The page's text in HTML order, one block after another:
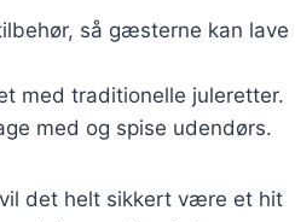
så gæsterne kan lave
med traditionelle juleretter.
med og spise udendørs.
det helt sikkert være et hit